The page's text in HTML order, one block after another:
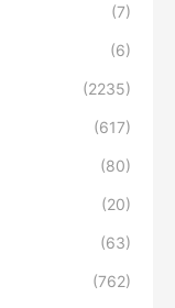
(7)
(6)
(2235)
(617)
(80)
(20)
(63)
(762)